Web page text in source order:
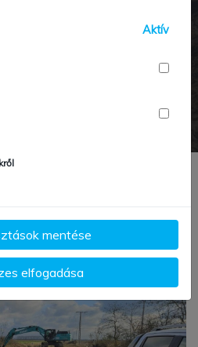
és a Gy...Aktív
mentése
elfogadása